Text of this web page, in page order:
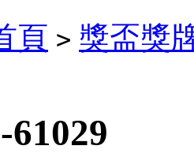
頁 > 獎盃獎